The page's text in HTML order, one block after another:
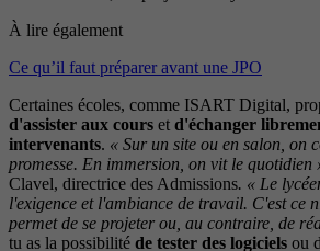
À lire également
Ce qu’il faut préparer avant une JPO
Certaines écoles, comme ISART Digital,
d'assister aux cours et d'échanger
intervenants. « Sur un site ou en salon, on
promesse. En immersion, on vit le quotidien
Clavel, directrice des Admissions. « Le
l'exigence et l'ambiance de travail. C'est ce
permet de se projeter ou, au contraire, de
tu as la possibilité de tester des logiciels ou